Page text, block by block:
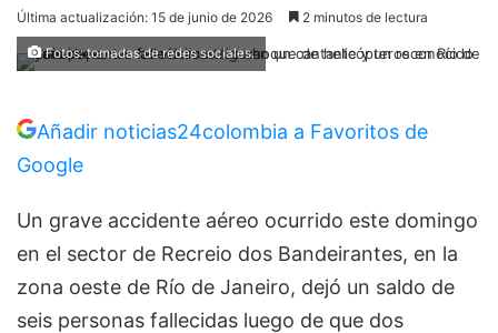
Última actualización: 15 de junio de 2026 2 minutos de lectura
Fotos: tomadas de redes sociales.
Añadir noticias24colombia a Favoritos de
Google
Un grave accidente aéreo ocurrido este domingo
en el sector de Recreio dos Bandeirantes, en la
zona oeste de Río de Janeiro, dejó un saldo de
seis personas fallecidas luego de que dos